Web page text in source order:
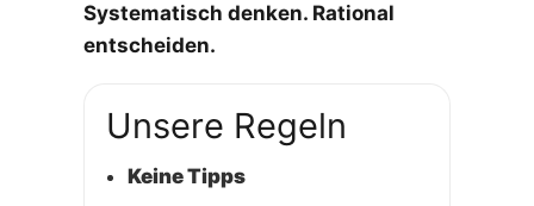
Systematisch denken. Rational
entscheiden.
Unsere Regeln
Keine Tipps